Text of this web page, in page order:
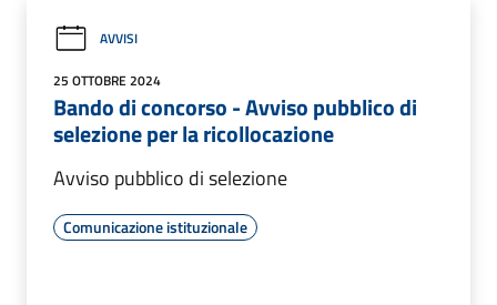
AVVISI
25 OTTOBRE 2024
Bando di concorso - Avviso pubblico di
selezione per la ricollocazione
Avviso pubblico di selezione
Comunicazione istituzionale